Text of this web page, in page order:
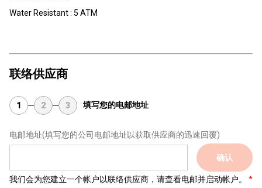
Water Resistant : 5 ATM
联络供应商
1 2 3 填写您的电邮地址
电邮地址(填写您的公司电邮地址以获取供应商的迅速回覆)
确认
我们会为您建立一个帐户以联络供应商，请查看电邮并启动帐户。